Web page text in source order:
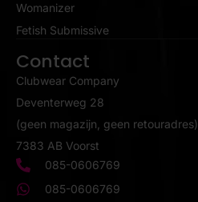
Womanizer
Fetish Submissive
Contact
Clubwear Company
Deventerweg 28
(geen magazijn, geen retouradres)
7383 AB Voorst
085-0606769
085-0606769